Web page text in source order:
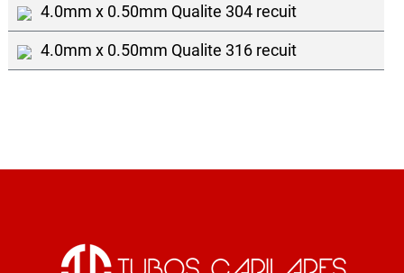
4.0mm x 0.50mm Qualite 304 recuit
4.0mm x 0.50mm Qualite 316 recuit